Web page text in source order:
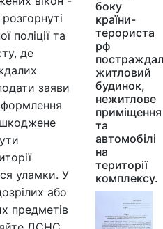
поліції та
де
заяви
уламки. У
або
предметів
боку
країни-
терориста
рф
житловий
будинок,
нежитлове
приміщення
та
автомобілі
на
території
комплексу.